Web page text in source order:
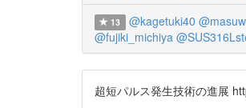
13 @kagetuki40
@fujiki_michiya
超短パルス発生技術の進展